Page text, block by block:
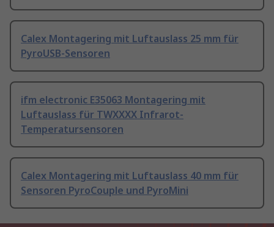
Calex Montagering mit Luftauslass 25 mm für
PyroUSB-Sensoren
ifm electronic E35063 Montagering mit
Luftauslass für TWXXXX Infrarot-
Temperatursensoren
Calex Montagering mit Luftauslass 40 mm für
Sensoren PyroCouple und PyroMini